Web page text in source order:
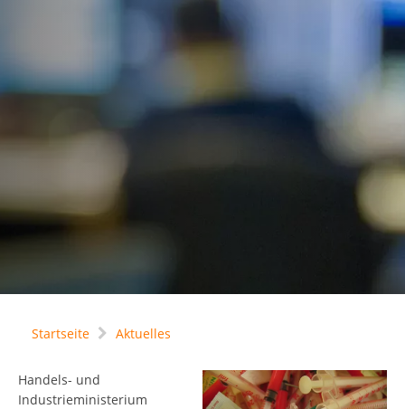
Startseite Aktuelles
Handels- und
Industrieministerium